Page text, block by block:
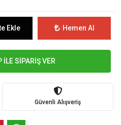
Ekle Hemen Al
İLE SİPARİŞ VER
Güvenli Alışveriş